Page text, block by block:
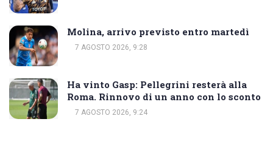
Molina, arrivo previsto entro martedì
7 AGOSTO 2026, 9:28
Ha vinto Gasp: Pellegrini resterà alla
Roma. Rinnovo di un anno con lo sconto
7 AGOSTO 2026, 9:24